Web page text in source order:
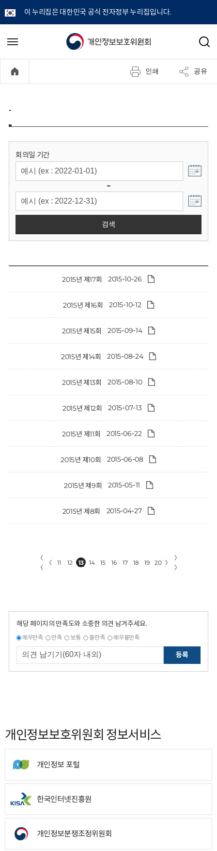
이 누리집은 대한민국 공식 전자정부 누리집입니다.
개
정
보
위
원
회
메
기
검
인쇄 공유
-
회의일 기간
~
검색
2015년 제17회 2015-10-26
2015년 제16회 2015-10-12
2015년 제15회 2015-09-14
2015년 제14회 2015-08-24
2015년 제13회 2015-08-10
2015년 제12회 2015-07-13
2015년 제11회 2015-06-22
2015년 제10회 2015-06-08
2015년 제9회 2015-05-11
2015년 제8회 2015-04-27
〈
〈
〈 11 12 13 14 15 16 17 18 19 20 〉
〉
〉
해당 페이지의 만족도와 소중한 의견 남겨주세요.
매우만족 만족 보통 불만족 매우불만족
등록
개인정보보호위원회 정보서비스
개인정보 포털
한국인터넷진흥원
개인정보분쟁조정위원회